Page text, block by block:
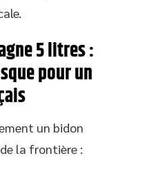
5 litres :
pour un
un bidon
la frontière :